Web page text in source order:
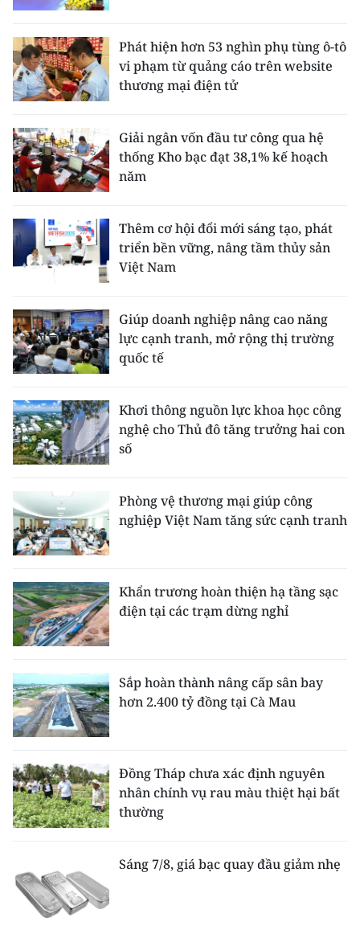
Phát hiện hơn 53 nghìn phụ tùng ô-tô
vi phạm từ quảng cáo trên website
thương mại điện tử
Giải ngân vốn đầu tư công qua hệ
thống Kho bạc đạt 38,1% kế hoạch
năm
Thêm cơ hội đổi mới sáng tạo, phát
triển bền vững, nâng tầm thủy sản
Việt Nam
Giúp doanh nghiệp nâng cao năng
lực cạnh tranh, mở rộng thị trường
quốc tế
Khơi thông nguồn lực khoa học công
nghệ cho Thủ đô tăng trưởng hai con
số
Phòng vệ thương mại giúp công
nghiệp Việt Nam tăng sức cạnh tranh
Khẩn trương hoàn thiện hạ tầng sạc
điện tại các trạm dừng nghỉ
Sắp hoàn thành nâng cấp sân bay
hơn 2.400 tỷ đồng tại Cà Mau
Đồng Tháp chưa xác định nguyên
nhân chính vụ rau màu thiệt hại bất
thường
Sáng 7/8, giá bạc quay đầu giảm nhẹ